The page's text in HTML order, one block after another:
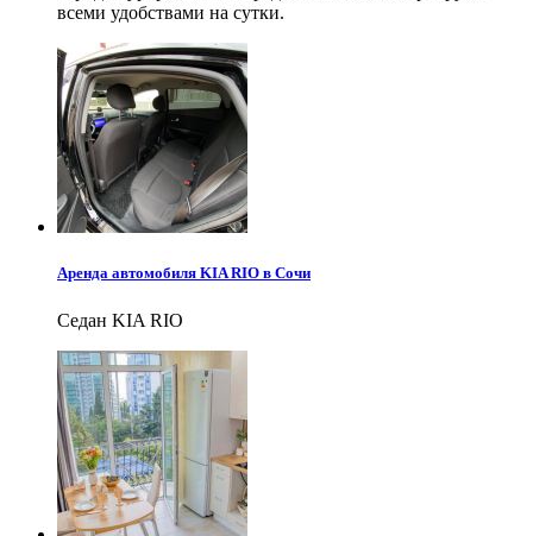
всеми удобствами на сутки.
Аренда автомобиля KIA RIO в Сочи
Седан KIA RIO